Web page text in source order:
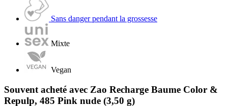
Sans danger pendant la grossesse
Mixte
Vegan
Souvent acheté avec Zao Recharge Baume Color &
Repulp, 485 Pink nude (3,50 g)